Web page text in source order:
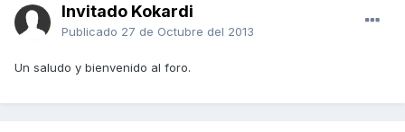
Invitado Kokardi
Publicado 27 de Octubre del 2013
Un saludo y bienvenido al foro.